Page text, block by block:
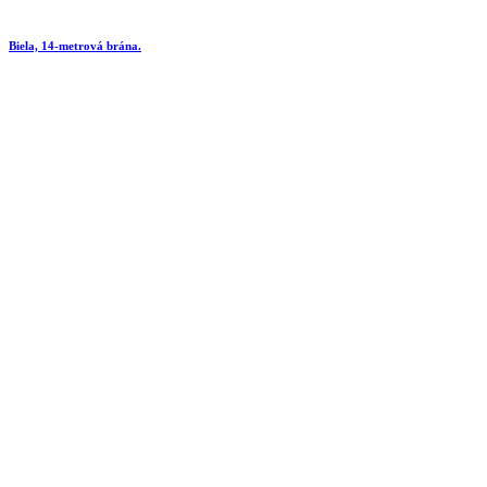
Biela, 14-metrová brána.